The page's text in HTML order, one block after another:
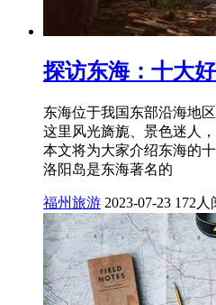
探访东海：十大
东海位于我国东部沿海地
这里风光旖旎、景色迷人
本文将为大家介绍东海的
洛阳岛是东海著名的
福州旅游 2023-07-23 172人